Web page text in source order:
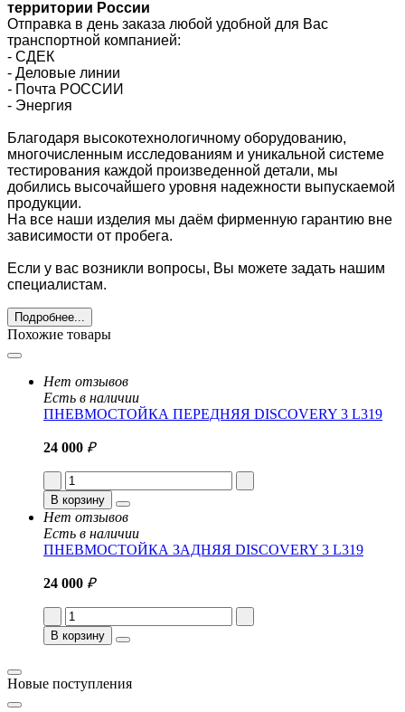
территории России
Отправка в день заказа любой удобной для Вас
транспортной компанией:
- СДЕК
- Деловые линии
- Почта РОССИИ
- Энергия
Благодаря высокотехнологичному оборудованию,
многочисленным исследованиям и уникальной системе
тестирования каждой произведенной детали, мы
добились высочайшего уровня надежности выпускаемой
продукции.
На все наши изделия мы даём фирменную гарантию вне
зависимости от пробега.
Если у вас возникли вопросы, Вы можете задать нашим
специалистам.
Подробнее...
Похожие товары
Нет отзывов
Есть в наличии
ПНЕВМОСТОЙКА ПЕРЕДНЯЯ DISCOVERY 3 L319
24 000 ₽
В корзину
Нет отзывов
Есть в наличии
ПНЕВМОСТОЙКА ЗАДНЯЯ DISCOVERY 3 L319
24 000 ₽
В корзину
Новые поступления